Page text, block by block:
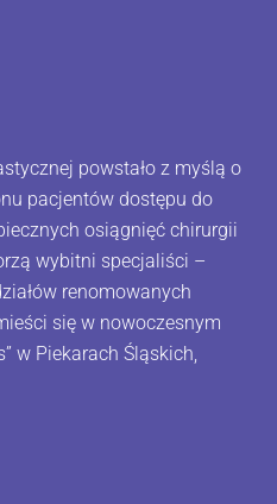
powstało z myślą o
pacjentów dostępu do
osiągnięć chirurgii
wybitni specjaliści –
renomowanych
się w nowoczesnym
w Piekarach Śląskich,